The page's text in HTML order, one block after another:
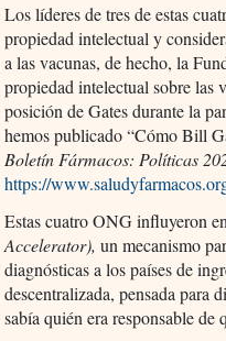
Los líderes de tres de estas
propiedad intelectual y
a las vacunas, de hecho, la
propiedad intelectual sobre las
posición de Gates durante la
hemos publicado “Cómo Bill
Boletín Fármacos: Políticas
https://
Estas cuatro ONG influyeron
Accelerator), un mecanismo
diagnósticas a los países de
descentralizada, pensada para
sabía quién era responsable de